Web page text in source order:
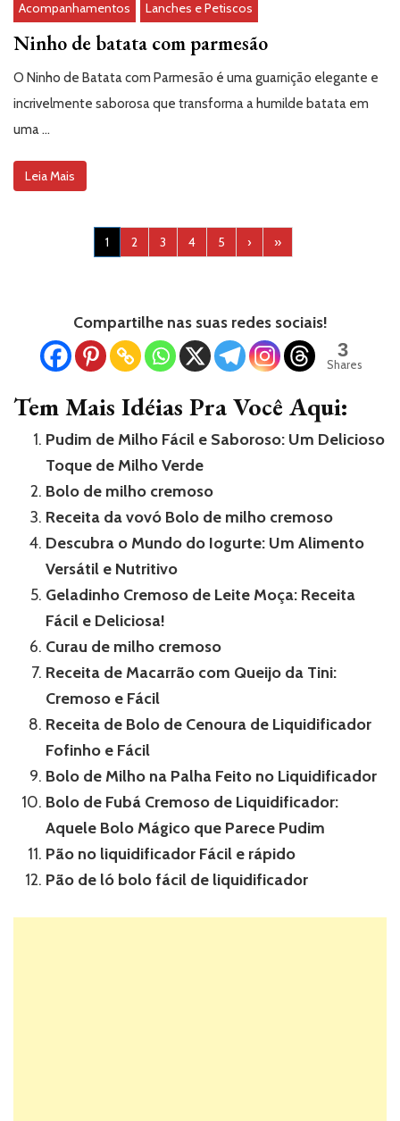
Acompanhamentos Lanches e Petiscos
Ninho de batata com parmesão
O Ninho de Batata com Parmesão é uma guarnição elegante e
incrivelmente saborosa que transforma a humilde batata em
uma …
Leia Mais
1 2 3 4 5 › »
Compartilhe nas suas redes sociais!
3
Shares
Tem Mais Idéias Pra Você Aqui:
Pudim de Milho Fácil e Saboroso: Um Delicioso
Toque de Milho Verde
Bolo de milho cremoso
Receita da vovó Bolo de milho cremoso
Descubra o Mundo do Iogurte: Um Alimento
Versátil e Nutritivo
Geladinho Cremoso de Leite Moça: Receita
Fácil e Deliciosa!
Curau de milho cremoso
Receita de Macarrão com Queijo da Tini:
Cremoso e Fácil
Receita de Bolo de Cenoura de Liquidificador
Fofinho e Fácil
Bolo de Milho na Palha Feito no Liquidificador
Bolo de Fubá Cremoso de Liquidificador:
Aquele Bolo Mágico que Parece Pudim
Pão no liquidificador Fácil e rápido
Pão de ló bolo fácil de liquidificador